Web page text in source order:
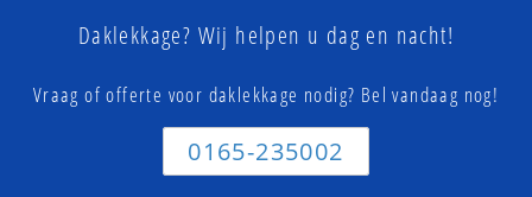
Daklekkage? Wij helpen u dag en nacht!
Vraag of offerte voor daklekkage nodig? Bel vandaag nog!
0165-235002